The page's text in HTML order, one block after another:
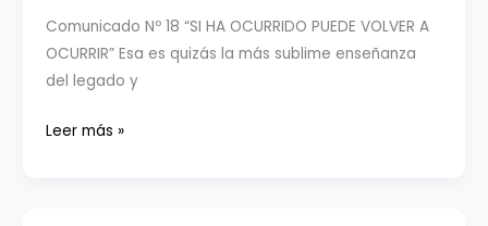
trivializar
la
Shoah
Comunicado Nº 18 “SI HA OCURRIDO PUEDE VOLVER A
OCURRIR” Esa es quizás la más sublime enseñanza
del legado y
“SI
Leer más »